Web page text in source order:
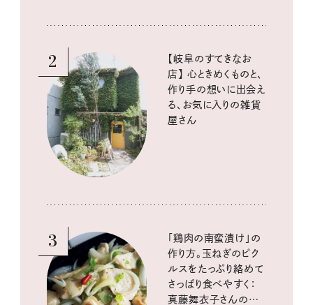
2
【岐阜のすてきなお
店】 心ときめくものと、
作り手の想いに出会え
る、お気に入りの雑貨
屋さん
3
「鶏肉の南蛮漬け」の
作り方。玉ねぎのピク
ルスをたっぷり絡めて
さっぱり食べやすく：
真藤舞衣子さんの発